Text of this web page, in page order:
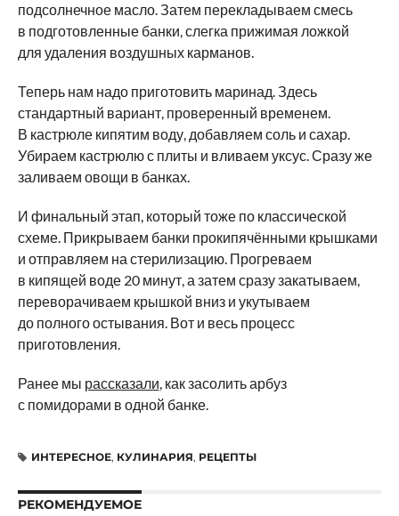
подсолнечное масло. Затем перекладываем смесь
в подготовленные банки, слегка прижимая ложкой
для удаления воздушных карманов.
Теперь нам надо приготовить маринад. Здесь
стандартный вариант, проверенный временем.
В кастрюле кипятим воду, добавляем соль и сахар.
Убираем кастрюлю с плиты и вливаем уксус. Сразу же
заливаем овощи в банках.
И финальный этап, который тоже по классической
схеме. Прикрываем банки прокипячёнными крышками
и отправляем на стерилизацию. Прогреваем
в кипящей воде 20 минут, а затем сразу закатываем,
переворачиваем крышкой вниз и укутываем
до полного остывания. Вот и весь процесс
приготовления.
Ранее мы рассказали, как засолить арбуз
с помидорами в одной банке.
ИНТЕРЕСНОЕ, КУЛИНАРИЯ, РЕЦЕПТЫ
РЕКОМЕНДУЕМОЕ